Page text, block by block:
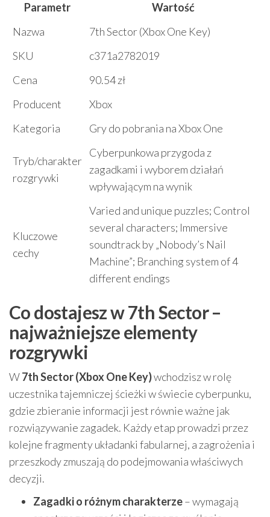
Parametr
Wartość
Nazwa
7th Sector (Xbox One Key)
SKU
c371a2782019
Cena
90.54 zł
Producent
Xbox
Kategoria
Gry do pobrania na Xbox One
Tryb/charakter
rozgrywki
Cyberpunkowa przygoda z
zagadkami i wyborem działań
wpływającym na wynik
Kluczowe
cechy
Varied and unique puzzles; Control
several characters; Immersive
soundtrack by „Nobody’s Nail
Machine”; Branching system of 4
different endings
Co dostajesz w 7th Sector –
najważniejsze elementy
rozgrywki
W7th Sector (Xbox One Key)wchodzisz w rolę
uczestnika tajemniczej ścieżki w świecie cyberpunku,
gdzie zbieranie informacji jest równie ważne jak
rozwiązywanie zagadek. Każdy etap prowadzi przez
kolejne fragmenty układanki fabularnej, a zagrożenia i
przeszkody zmuszają do podejmowania właściwych
decyzji.
Zagadki o różnym charakterze– wymagają